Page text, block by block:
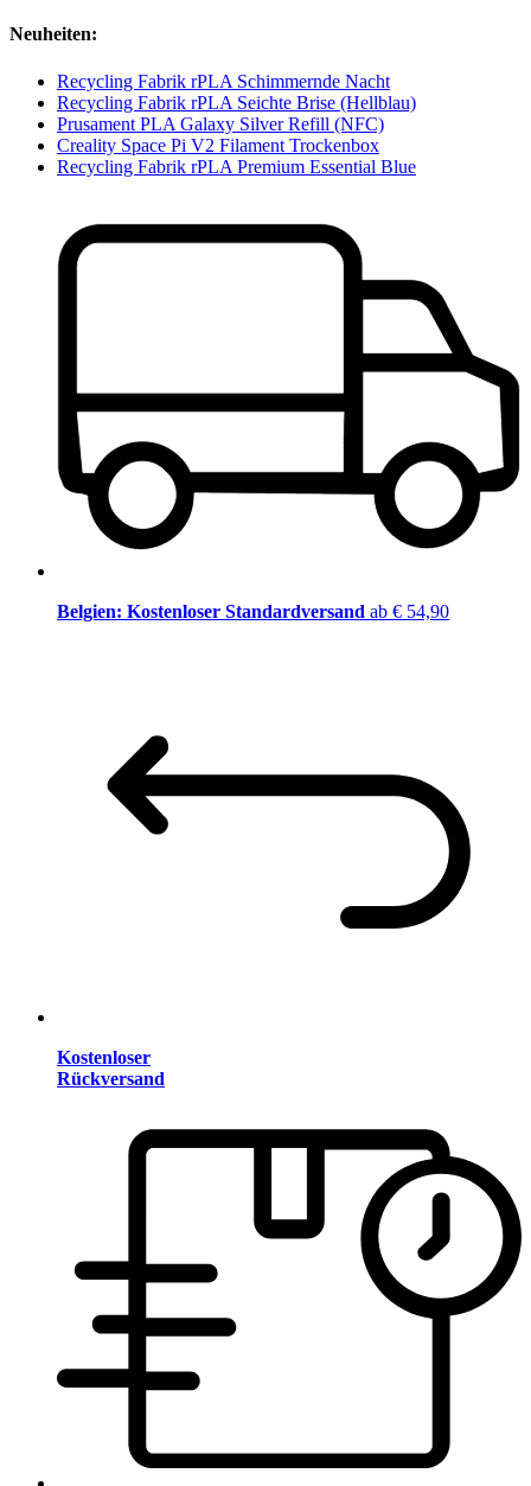
Neuheiten:
Recycling Fabrik rPLA Schimmernde Nacht
Recycling Fabrik rPLA Seichte Brise (Hellblau)
Prusament PLA Galaxy Silver Refill (NFC)
Creality Space Pi V2 Filament Trockenbox
Recycling Fabrik rPLA Premium Essential Blue
Belgien: Kostenloser Standardversand ab € 54,90
Kostenloser
Rückversand